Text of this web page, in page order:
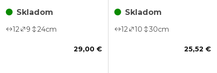
Skladom
12 9 24cm
29,00 €
Skladom
12 10 30cm
25,52 €